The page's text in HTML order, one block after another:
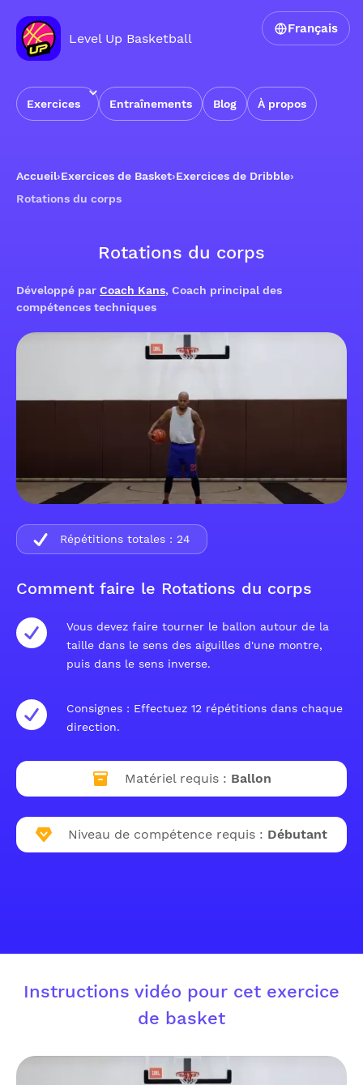
Level Up Basketball
Exercices Entraînements Blog À propos
Français
Accueil›Exercices de Basket›Exercices de Dribble›
Rotations du corps
Rotations du corps
Développé par Coach Kans, Coach principal des
compétences techniques
Comment faire le Rotations du corps
Vous devez faire tourner le ballon autour de la
taille dans le sens des aiguilles d'une montre,
puis dans le sens inverse.
Consignes : Effectuez 12 répétitions dans chaque
direction.
Matériel requis : Ballon
Niveau de compétence requis : Débutant
Répétitions totales : 24
Instructions vidéo pour cet exercice
de basket